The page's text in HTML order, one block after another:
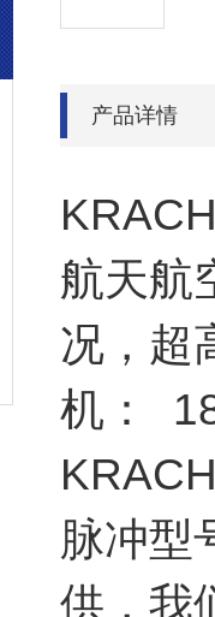
产品详情
航天航
况，超
机：
脉冲型
供，我